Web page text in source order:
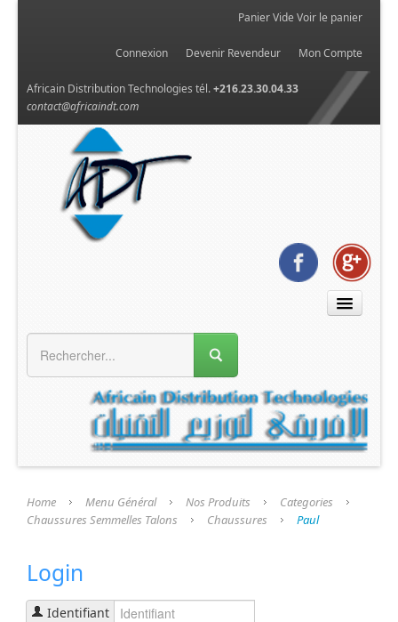
Panier Vide Voir le panier
Connexion Devenir Revendeur Mon Compte
Africain Distribution Technologies tél.+216.23.30.04.33
contact@africaindt.com
MENU GÉNÉRAL
Présentation
Nos Produits
Categories
Chaussures
semelle Fini
Home Menu Général Nos Produits
Categories
Chaussures Semmelles Talons
Chaussures Paul
Login
Identifiant